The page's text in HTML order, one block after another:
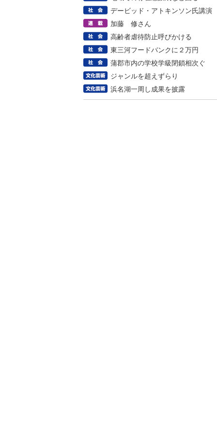
デービッド・アトキンソン氏講演
加藤 修さん
高齢者虐待防止呼びかける
東三河フードバンクに２万円
蒲郡市内の学校学級閉鎖相次ぐ
ジャンルを超えずらり
浜名湖一周し成果を披露